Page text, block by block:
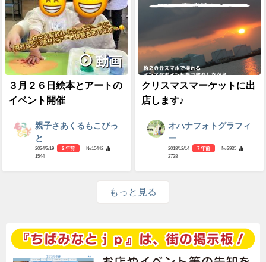
動画
３月２６日絵本とアートの
イベント開催
親子さあくるもこぴっ
と
2024/2/19 2 年前
- №15442
1544
クリスマスマーケットに出
店します♪
オハナフォトグラフィ
ー
2018/12/14 7 年前
- №3935
2728
もっと見る